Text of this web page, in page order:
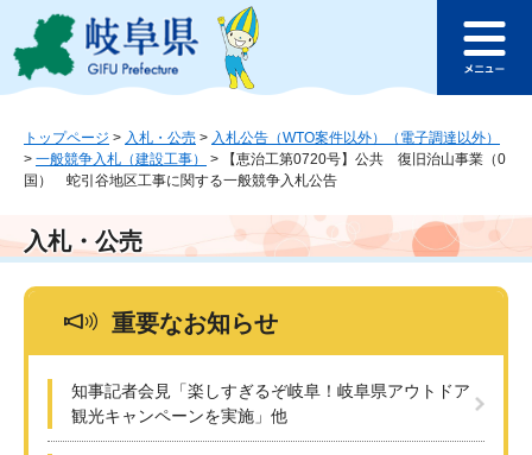
ジ
ュ
本
文
このページの本文へ
ュ
トップページ > 入札・公売 > 入札公告（WTO案件以外）（電子調達以外）
> 一般競争入札（建設工事） >
【恵治工第0720号】公共 復旧治山事業（0
国） 蛇引谷地区工事に関する一般競争入札公告
入札・公売
重要なお知らせ
知事記者会見「楽しすぎるぞ岐阜！岐阜県アウトドア
観光キャンペーンを実施」他